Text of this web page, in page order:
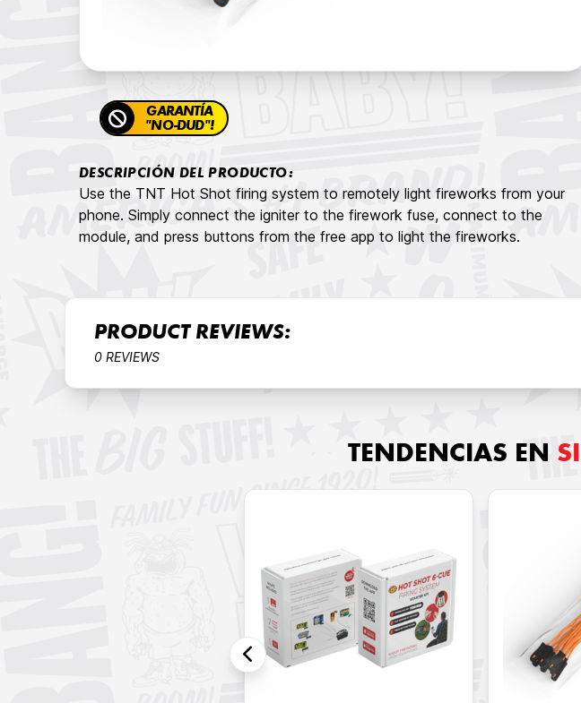
GARANTÍA
"NO-DUD"!
DESCRIPCIÓN DEL PRODUCTO:
Use the TNT Hot Shot firing system to remotely light fireworks from your
phone. Simply connect the igniter to the firework fuse, connect to the
module, and press buttons from the free app to light the fireworks.
PRODUCT REVIEWS:
0 REVIEWS
TENDENCIAS EN